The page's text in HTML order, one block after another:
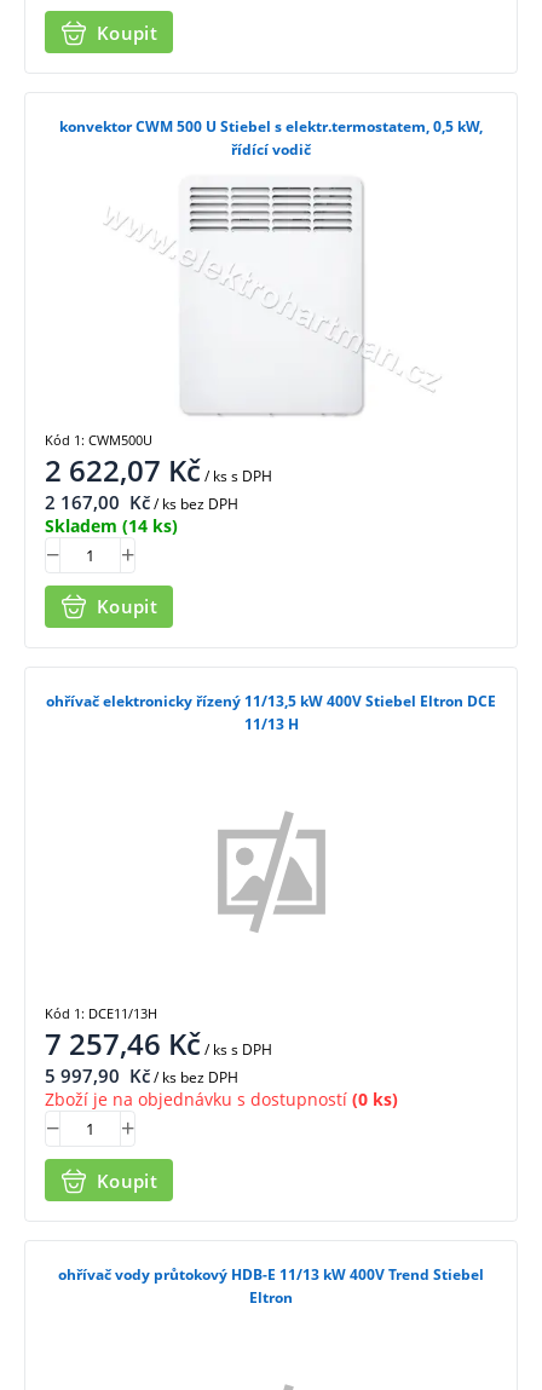
Koupit
konvektor CWM 500 U Stiebel s elektr.termostatem, 0,5 kW,
řídící vodič
2 622,07 Kč/ kss DPH
2 167,00 Kč/ ks bez DPH
Skladem (14 ks)
Koupit
Kód 1: CWM500U
ohřívač elektronicky řízený 11/13,5 kW 400V Stiebel Eltron DCE
11/13 H
7 257,46 Kč/ kss DPH
5 997,90 Kč/ ks bez DPH
Zboží je na objednávku s dostupností (0 ks)
Koupit
Kód 1: DCE11/13H
ohřívač vody průtokový HDB-E 11/13 kW 400V Trend Stiebel
Eltron